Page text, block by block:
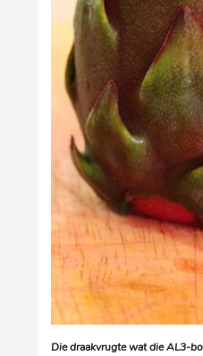
Die draakvrugte wat die AL3-